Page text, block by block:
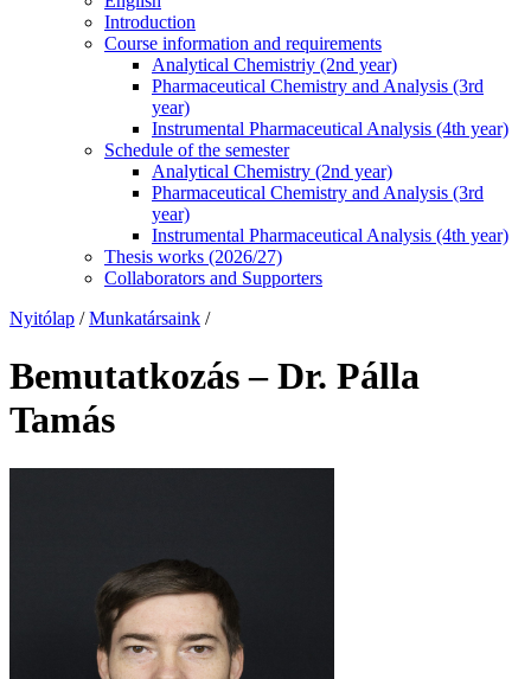
Introduction
Course information and requirements
Analytical Chemistriy (2nd year)
Pharmaceutical Chemistry and Analysis (3rd
year)
Instrumental Pharmaceutical Analysis (4th year)
Schedule of the semester
Analytical Chemistry (2nd year)
Pharmaceutical Chemistry and Analysis (3rd
year)
Instrumental Pharmaceutical Analysis (4th year)
Thesis works (2026/27)
Collaborators and Supporters
Nyitólap / Munkatársaink /
Bemutatkozás – Dr. Pálla
Tamás